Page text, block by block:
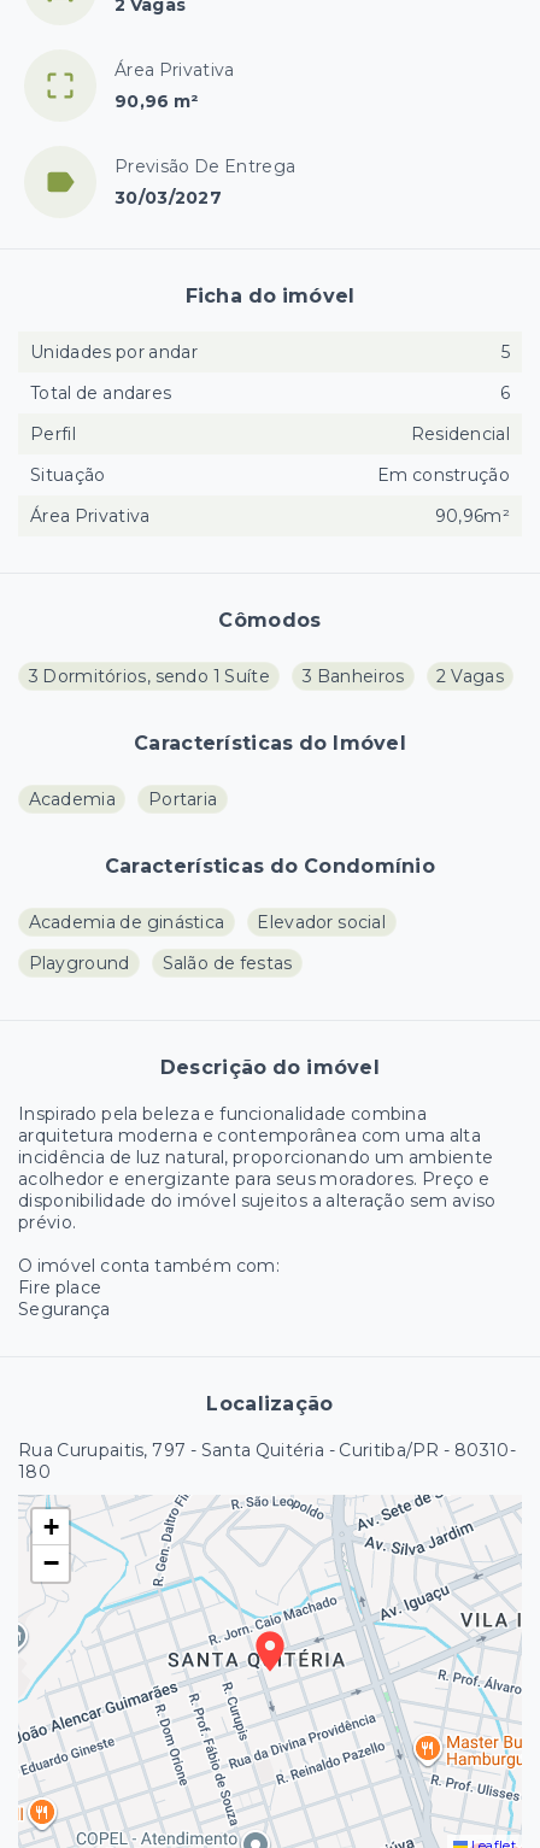
2 Vagas
Área Privativa
90,96 m²
Previsão De Entrega
30/03/2027
Cômodos
3 Dormitórios, sendo 1 Suíte 3 Banheiros 2 Vagas
Características do Imóvel
Academia Portaria
Características do Condomínio
Academia de ginástica
Elevador social
Playground
Salão de festas
Descrição do imóvel
Inspirado pela beleza e funcionalidade combina
arquitetura moderna e contemporânea com uma alta
incidência de luz natural, proporcionando um ambiente
acolhedor e energizante para seus moradores. Preço e
disponibilidade do imóvel sujeitos a alteração sem aviso
prévio.
O imóvel conta também com:
Fire place
Segurança
Localização
Rua Curupaitis, 797 - Santa Quitéria - Curitiba/PR - 80310-
180
+
−
Ficha do imóvel
Unidades por andar
5
Total de andares
6
Perfil
Residencial
Situação
Em construção
Área Privativa
90,96m²